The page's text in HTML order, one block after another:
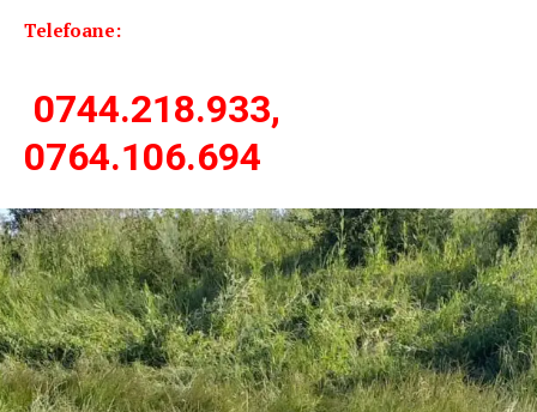
Telefoane:
0744.218.933,
0764.106.694